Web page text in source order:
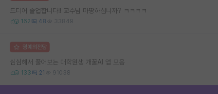
드디어 졸업합니다!! 교수님 마땅하십니까? ㅋㅋㅋㅋ
162 48 33849
명예의전당
심심해서 풀어보는 대학원생 개꿀AI 앱 모음
133 21 91038